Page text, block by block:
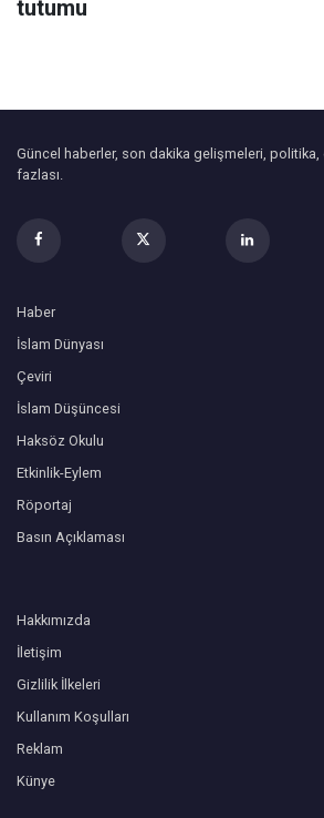
tutumu
Güncel haberler, son dakika gelişmeleri, politika,
fazlası.
Haber
İslam Dünyası
Çeviri
İslam Düşüncesi
Haksöz Okulu
Etkinlik-Eylem
Röportaj
Basın Açıklaması
Hakkımızda
İletişim
Gizlilik İlkeleri
Kullanım Koşulları
Reklam
Künye